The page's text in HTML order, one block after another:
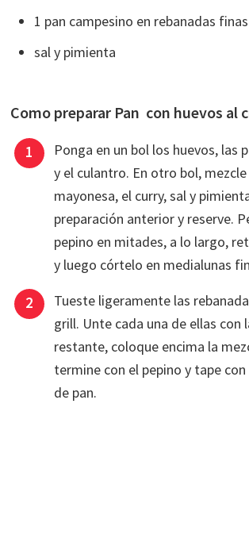
1 pan campesino en rebanadas finas
sal y pimienta
Como preparar Pan con huevos al
Ponga en un bol los huevos, las
y el culantro. En otro bol,
mayonesa, el curry, sal y
preparación anterior y reserve.
pepino en mitades, a lo largo,
y luego córtelo en medialunas
Tueste ligeramente las
grill. Unte cada una de ellas con
restante, coloque encima la
termine con el pepino y tape
de pan.